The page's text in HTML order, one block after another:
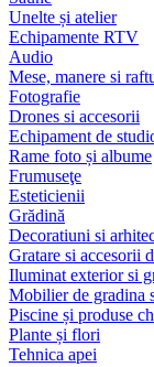
Unelte și atelier
Echipamente RTV
Audio
Mese, manere si
Fotografie
Drones si accesorii
Echipament de
Rame foto și albume
Frumuseţe
Esteticienii
Grădină
Decoratiuni si
Gratare si accesorii
Iluminat exterior si
Mobilier de gradina
Piscine și produse
Plante și flori
Tehnica apei